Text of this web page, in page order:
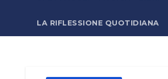
LA RIFLESSIONE QUOTIDIANA